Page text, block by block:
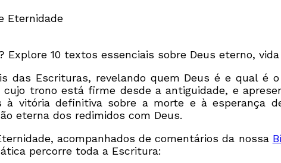
Eternidade
Explore 10 textos essenciais sobre Deus eterno,
das Escrituras, revelando quem Deus é e qual é
trono está firme desde a antiguidade, e
à vitória definitiva sobre a morte e à esperança
eterna dos redimidos com Deus.
acompanhados de comentários da nossa
percorre toda a Escritura: